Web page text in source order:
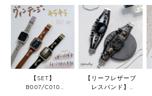
【SET】
B007/C010
【リーフレザーブ
レスバンド】